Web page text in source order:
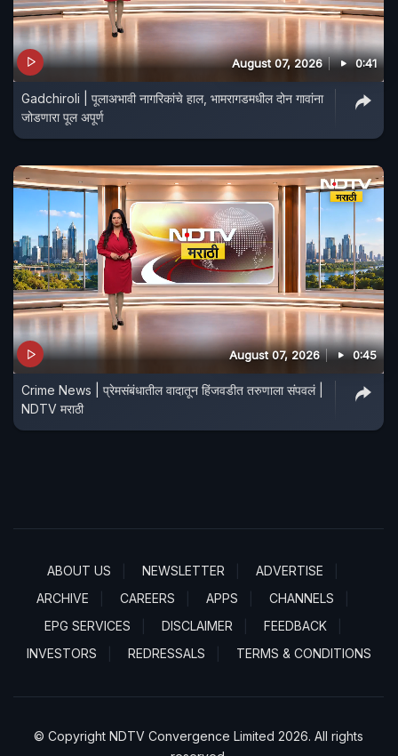
August 07, 2026 0:41
Gadchiroli | पूलाअभावी नागरिकांचे हाल, भामरागडमधील दोन गावांना
जोडणारा पूल अपूर्ण
August 07, 2026 0:45
Crime News | प्रेमसंबंधातील वादातून हिंजवडीत तरुणाला संपवलं |
NDTV मराठी
ABOUT US NEWSLETTER
ADVERTISE
ARCHIVE
CAREERS APPS
CHANNELS
EPG SERVICES
DISCLAIMER
FEEDBACK
INVESTORS
REDRESSALS TERMS & CONDITIONS
© Copyright NDTV Convergence Limited 2026. All rights